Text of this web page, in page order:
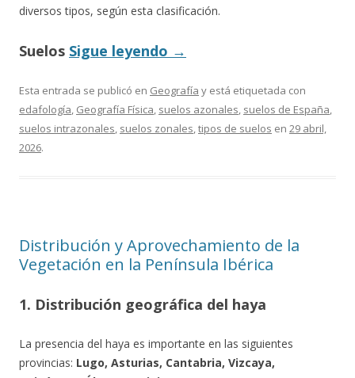
diversos tipos, según esta clasificación.
Suelos Sigue leyendo →
Esta entrada se publicó en Geografía y está etiquetada con
edafología, Geografía Física, suelos azonales, suelos de España,
suelos intrazonales, suelos zonales,tipos de suelos en 29 abril,
2026.
Distribución y Aprovechamiento de la
Vegetación en la Península Ibérica
1. Distribución geográfica del haya
La presencia del haya es importante en las siguientes
provincias: Lugo, Asturias, Cantabria, Vizcaya,